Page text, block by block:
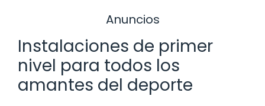
Anuncios
Instalaciones de primer
nivel para todos los
amantes del deporte